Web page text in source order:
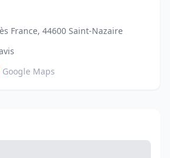
France, 44600 Saint-Nazaire
Google Maps